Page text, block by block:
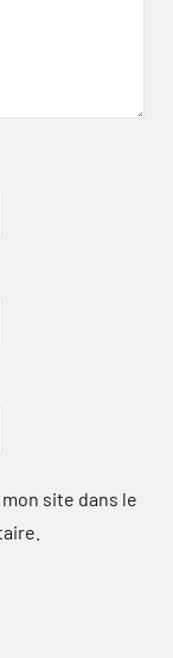
site dans le